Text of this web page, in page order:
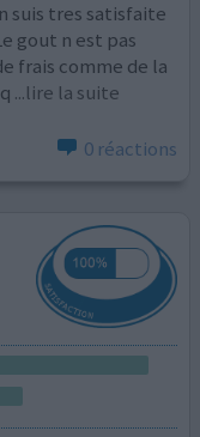
suis tres satisfaite
gout n est pas
frais comme de la
...lire la suite
0 réactions